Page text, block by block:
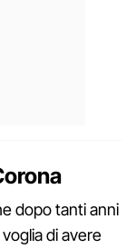
dopo tanti anni
di avere